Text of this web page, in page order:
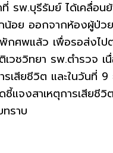
รพ.บุรีรัมย์ ได้เคลื่อนย้
อย ออกจากห้องผู้ป่ว
พักศพแล้ว เพื่อรอส่งไป
วชวิทยา รพ.ตำรวจ เ
เสียชีวิต และในวันที่
แจงสาเหตุการเสียชีวิ
ราบ